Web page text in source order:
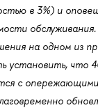
в 3%) и
на одном из
установить, что
с